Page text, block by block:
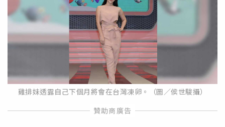
雞排妹透露自己下個月將會在台灣凍卵。（圖／侯世駿攝）